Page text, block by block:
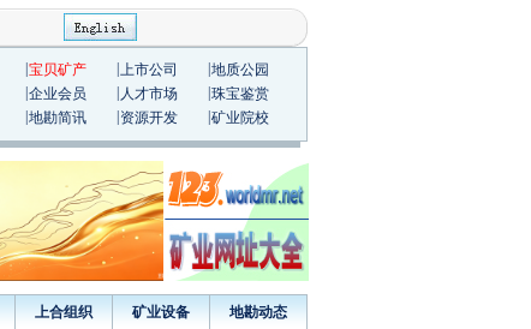
宝贝矿产 上市公司
地质公园
企业会员 人才市场
珠宝鉴赏
地勘简讯 资源开发 矿业院校
上合组织 矿业设备 地勘动态